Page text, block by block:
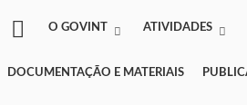
O GOVINT ATIVIDADES
DOCUMENTAÇÃO E MATERIAIS